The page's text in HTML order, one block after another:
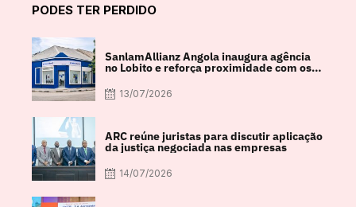
PODES TER PERDIDO
SanlamAllianz Angola inaugura agência
no Lobito e reforça proximidade com os
13/07/2026
ARC reúne juristas para discutir aplicação
da justiça negociada nas empresas
14/07/2026